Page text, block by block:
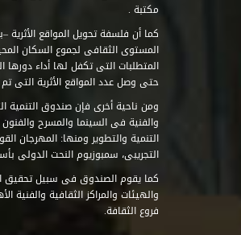
مكتبة .
كما أن فلسفة تحويل المواقع الأثرية
المستوى الثقافى لجموع السكان
حتى وصل عدد المواقع الأثرية التى تم
ومن ناحية أخرى فإن صندوق التنمية
والفنية فى السينما والمسرح
التنمية والتطوير ومنها: المهرجان
التجريبى، سمبوزيوم النحت الدولى
كما يقوم الصندوق فى سبيل تحقيق
والهيئات والمراكز الثقافية
فروع الثقافة.